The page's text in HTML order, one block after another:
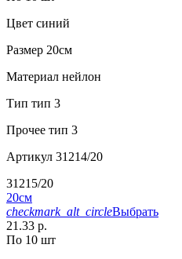
Цвет синий
Размер 20см
Материал нейлон
Тип тип 3
Прочее тип 3
Артикул 31214/20
31215/20
20см
checkmark_alt_circleВыбрать
21.33 р.
По 10 шт